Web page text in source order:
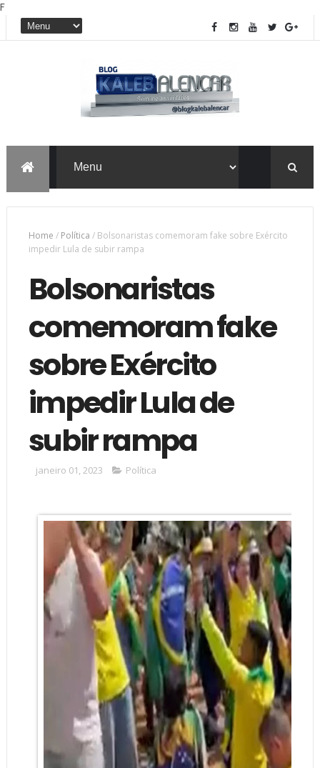
F
Home / Política / Bolsonaristas comemoram fake sobre Exército
impedir Lula de subir rampa
Bolsonaristas
comemoram fake
sobre Exército
impedir Lula de
subir rampa
janeiro 01, 2023 Política